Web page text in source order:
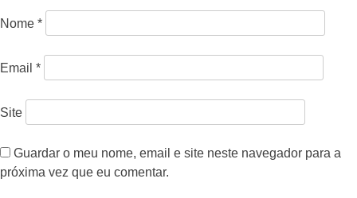
Nome *
Email *
Site
Guardar o meu nome, email e site neste navegador para a
próxima vez que eu comentar.